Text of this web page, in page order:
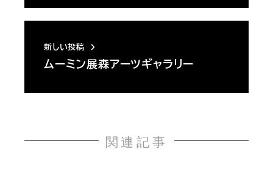
新しい投稿
ムーミン展森アーツギャラリー
関連記事